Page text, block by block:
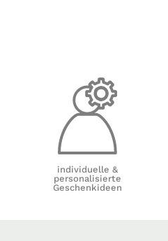
individuelle &
personalisierte
Geschenkideen